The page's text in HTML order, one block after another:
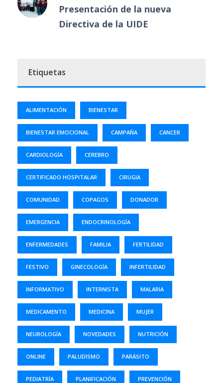
Presentación de la nueva
Directiva de la UIDE
Etiquetas
ALIMENTACIÓN BIENESTAR
BIENESTAR EMOCIONAL CAMPAÑA CANCER
CARDIOLOGÍA CEREBRO
CERTIFICADO HOSPITALAR CIRUGIA
COMUNIDAD COPAGOS DONADOR
EMERGENCIA ENDOCRINOLOGÍA
ENFERMEDADES FAMILIA FERTILIDAD
FESTIVO GINECOLOGÍA INFERTILIDAD
INFORMATIVO INTERNISTA MALARIA
MEDICAMENTO MEDICINA MUJER
NEUROLOGÍA NOVEDADES NUTRICIÓN
ONLINE PALUDISMO PARÁSITO
PEDIATRÍA PLANIFICACIÓN PREVENCIÓN